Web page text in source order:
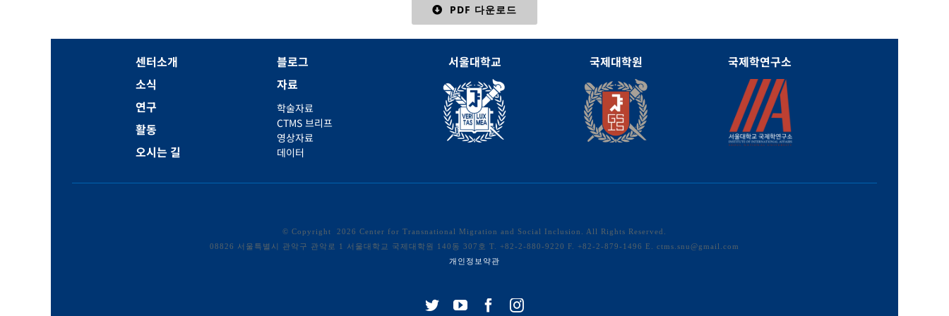
PDF 다운로드
센터소개
소식
연구
활동
오시는 길
블로그
자료
학술자료
CTMS 브리프
영상자료
데이터
서울대학교 국제대학원 국제학연구소
© Copyright 2026 Center for Transnational Migration and Social Inclusion. All Rights Reserved.
08826 서울특별시 관악구 관악로 1 서울대학교 국제대학원 140동 307호 T. +82-2-880-9220 F. +82-2-879-1496 E. ctms.snu@gmail.com
개인정보약관